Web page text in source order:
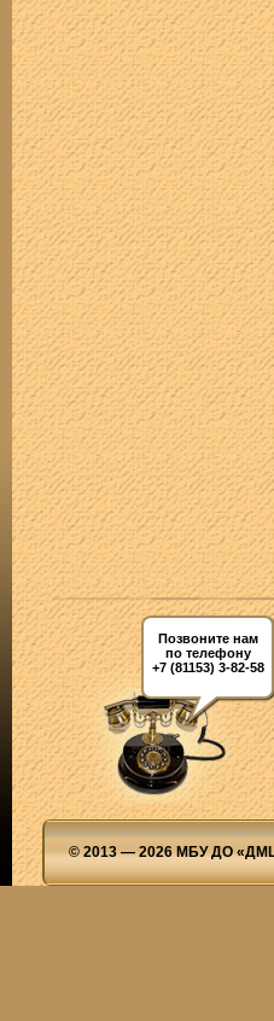
Позвоните нам
по телефону
+7 (81153) 3-82-58
© 2013 — 2026 МБУ ДО